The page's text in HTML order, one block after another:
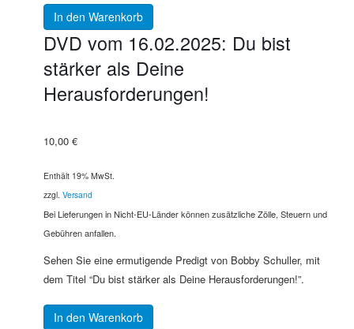
In den Warenkorb
DVD vom 16.02.2025: Du bist
stärker als Deine
Herausforderungen!
10,00 €
Enthält 19% MwSt.
zzgl. Versand
Bei Lieferungen in Nicht-EU-Länder können zusätzliche Zölle, Steuern und
Gebühren anfallen.
Sehen Sie eine ermutigende Predigt von Bobby Schuller, mit
dem Titel “Du bist stärker als Deine Herausforderungen!”.
In den Warenkorb